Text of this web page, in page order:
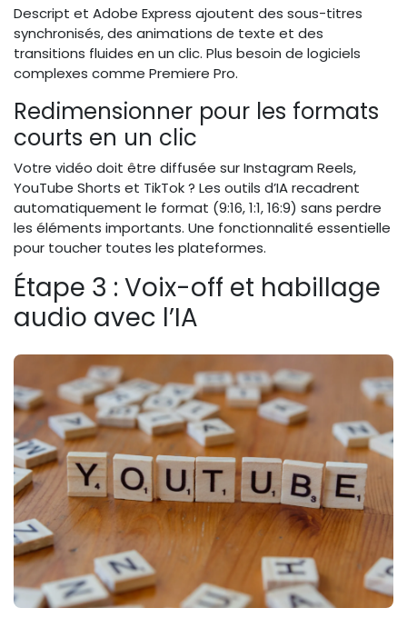
Descript et Adobe Express ajoutent des sous-titres
synchronisés, des animations de texte et des
transitions fluides en un clic. Plus besoin de logiciels
complexes comme Premiere Pro.
Redimensionner pour les formats
courts en un clic
Votre vidéo doit être diffusée sur Instagram Reels,
YouTube Shorts et TikTok ? Les outils d’IA recadrent
automatiquement le format (9:16, 1:1, 16:9) sans perdre
les éléments importants. Une fonctionnalité essentielle
pour toucher toutes les plateformes.
Étape 3 : Voix-off et habillage
audio avec l’IA